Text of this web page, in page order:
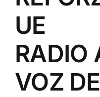
UE
RADIO
VOZ